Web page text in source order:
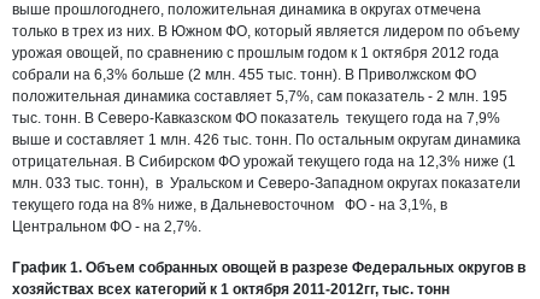
выше прошлогоднего, положительная динамика в округах отмечена
только в трех из них. В Южном ФО, который является лидером по объему
урожая овощей, по сравнению с прошлым годом к 1 октября 2012 года
собрали на 6,3% больше (2 млн. 455 тыс. тонн). В Приволжском ФО
положительная динамика составляет 5,7%, сам показатель - 2 млн. 195
тыс. тонн. В Северо-Кавказском ФО показатель текущего года на 7,9%
выше и составляет 1 млн. 426 тыс. тонн. По остальным округам динамика
отрицательная. В Сибирском ФО урожай текущего года на 12,3% ниже (1
млн. 033 тыс. тонн), в Уральском и Северо-Западном округах показатели
текущего года на 8% ниже, в Дальневосточном ФО - на 3,1%, в
Центральном ФО - на 2,7%.
График 1. Объем собранных овощей в разрезе Федеральных округов в
хозяйствах всех категорий к 1 октября 2011-2012гг, тыс. тонн